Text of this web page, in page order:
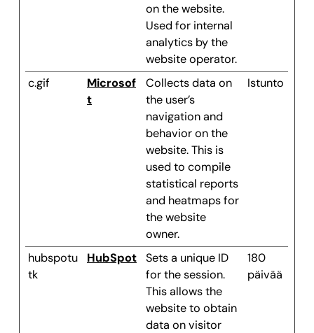
on the website.
Used for internal
analytics by the
website operator.
c.gif
Microsof
t
Collects data on
the user’s
navigation and
behavior on the
website. This is
used to compile
statistical reports
and heatmaps for
the website
owner.
Istunto
hubspotu
tk
HubSpot
Sets a unique ID
for the session.
This allows the
website to obtain
data on visitor
180
päivää